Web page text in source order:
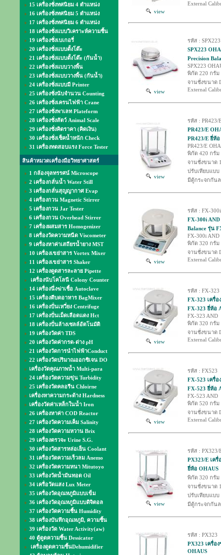
15 เครื่องชั่งทศนิยม 4 ตำแหน่ง
16 เครื่องชั่งทศนิยม 5 ตำแหน่ง
17 เครื่องชั่งทศนิยม 6 ตำแหน่ง
18 เครื่องชั่งแบบวิเคราะห์ความชื้น
19 เครื่องชั่งเบเกอรี่
20 เครื่องชั่งแบบตั้งโต๊ะ
21 เครื่องชั่งแบบตั้งโต๊ะ (กันน้ำ)
22 เครื่องชั่งแบบวางพื้น
23 เครื่องชั่งแบบวางพื้น (กันน้ำ)
24 เครื่องชั่งแบบมี Printer
25 เครื่องชั่งนับจำนวน Counting
26 เครื่องชั่งเครนไฟฟ้า Crane
27 เครื่องชั่งพาเลท Plateform
28 เครื่องชั่งสัตว์ Animal Scale
29 เครื่องชั่งคิดราคา (คิดเงิน)
30 เครื่องชั่งเช็คน้ำหนัก Check
31 เครื่องทดสอบแรง Force Tester
สินค้าหมวดเครื่องมือวิทยาศาสตร์
1 กล้องจุลทรรศน์ Microscope
2 เครื่องกลั่นน้ำ Water Still
3 เครื่องกลั่นสุญญากาศ Evap
4 เครื่องกวน Magnetic Stirrer
5 เครื่องกวน Jar Tester
6 เครื่องกวน Overhead Stirrer
7 เครื่องผสมสาร Homogenizer
8 เครื่องวัดความหนืด Viscometer
9 เครื่องหาค่าเสถียรน้ำยาง MST
10 เครื่องเขย่าสาร Vortex Mixer
11 เครื่องเขย่าสาร Shaker
12 เครื่องดูดสารละลาย Pipette
เครื่องนับโคโลนี Colony Counter
14 เครื่องนึ่งฆ่าเชื้อ Autoclave
15 เครื่องตีบดอาหาร BagMixer
16 เครื่องปั่นเหวี่ยง Centrifuge
17 เครื่องปั่นเม็ดเลือดแดง Hct
18 เครื่องปั่นล้างเซลล์อัตโนมัติ
19 เครื่องวัดค่า TDS
20 เครื่องวัดค่ากรด-ด่าง pH
21 เครื่องวัดการนำไฟฟ้าConduct
22 เครื่องวัดปริมาณออกซิเจน DO
เครื่องวัดคุณภาพน้ำ Multi-para
24 เครื่องวัดความขุ่น Turbidity
25 เครื่องวัดคลอรีน Chloirne
เครื่องหาความกระด้าง Hardness
เครื่องวัดค่าเหล็กในน้ำ Iron
26 เครื่องหาค่า COD Reactor
27 เครื่องวัดความเค็ม Salinity
28 เครื่องวัดความหวาน Brix
29 เครื่องตรวจะ Urine S.G.
30 เครื่องวัดสารหล่อเย็น Coolant
31 เครื่องวัดความเร็วลม Anemo
32 เครื่องวัดความหนา Mitutoyo
33 เครื่องวัดน้ำมันทอด Oil
34 เครื่อวัดแสง Lux Meter
35 เครื่องวัดอุณหภูมิแบบเข็ม
36 เครื่องวัดอุณหภูมิแบบดิจิตอล
37 เครื่องวัดความชื้น Humidity
38 เครื่องบันทึกอุณหภูมิ, ความชื้น
39 เครื่องวัด Water Activity(aw)
40 ตู้ดูดความชื้น Dessicator
เครื่องดูดความชื้นDehumidifier
view
External
view
รหัส : SPX223
SPX223
Precision
SPX223
พิกัด 220 กรัม
จานชั่งขนาด
External
view
รหัส : PR423/
PR423/E
PR423/E ยี่ห้
PR423/E
พิกัด 420 กรัม
จานชั่งขนาด
ปรับเทียบแบบ
มีตู้กระจกกัน
view
รหัส : FX-300i
FX-300i
Balance รุ่น
FX-300i AND
พิกัด 320 กรัม
จานชั่งขนาด
External
view
รหัส : FX-323
FX-323 เครื่อ
FX-323 ยี่ห้อ
FX-323 AND
พิกัด 320 กรัม
จานชั่งขนาด
External
view
รหัส : FX523
FX-523 เครื่อ
FX-523 ยี่ห้อ
FX-523 AND
พิกัด 520 กรัม
จานชั่งขนาด
External
view
รหัส : PX323/
PX323/E เค
ยี่ห้อ OHAUS
พิกัด 320 กรัม
จานชั่งขนาด
ปรับเทียบแบบ
มีตู้กระจกกัน
รหัส : PX323
PX323 เครื่อ
OHAUS